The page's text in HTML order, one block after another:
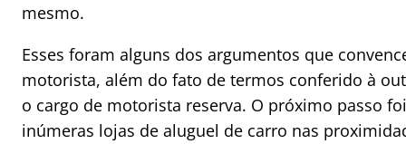
mesmo.
Esses foram alguns dos argumentos que
motorista, além do fato de termos conferido à
o cargo de motorista reserva. O próximo passo
inúmeras lojas de aluguel de carro nas